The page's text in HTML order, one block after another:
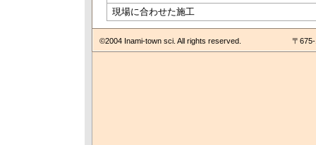
現場に合わせた施工
〒
©2004 Inami-town sci. All rights reserved.